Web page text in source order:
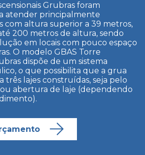
Grubras foram
atender principalmente
com altura superior a 39 metros,
200 metros de altura, sendo
em locais com pouco espaço
O modelo GBAS Torre
dispõe de um sistema
o que possibilita que a grua
três lajes construídas, seja pelo
abertura de laje (dependendo